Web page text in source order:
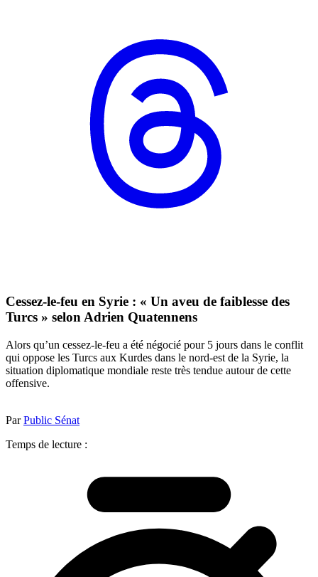
Cessez-le-feu en Syrie : « Un aveu de faiblesse des
Turcs » selon Adrien Quatennens
Alors qu’un cessez-le-feu a été négocié pour 5 jours dans le conflit
qui oppose les Turcs aux Kurdes dans le nord-est de la Syrie, la
situation diplomatique mondiale reste très tendue autour de cette
offensive.
ParPublic Sénat
Temps de lecture :